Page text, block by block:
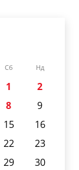
Сб Нд
1
2
8
9
15
16
22
23
29
30